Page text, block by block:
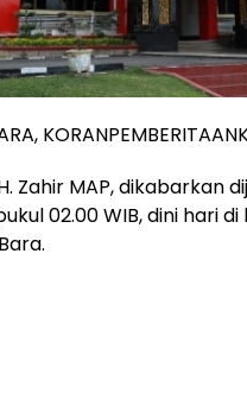
Zahir MAP, dikabarkan
02.00 WIB, dini hari